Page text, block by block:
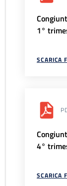
1°
SCARICA
4°
SCARICA